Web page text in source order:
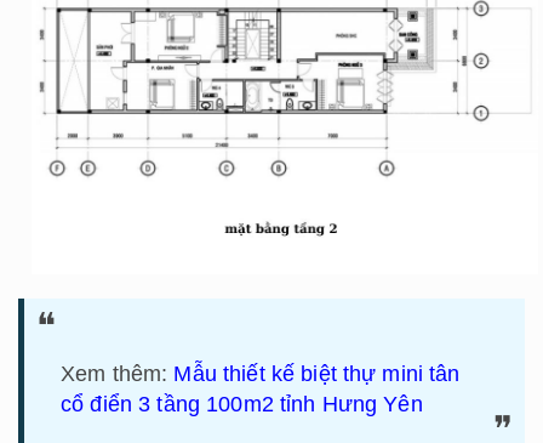
Xem thêm: Mẫu thiết kế biệt thự mini tân
cổ điển 3 tầng 100m2 tỉnh Hưng Yên